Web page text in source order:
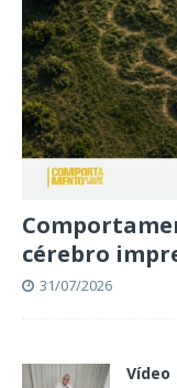
cérebro
31/07/2026
Vídeo